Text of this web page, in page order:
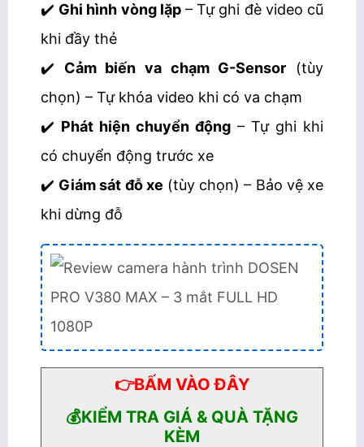
✔️ Ghi hình vòng lặp– Tự ghi đè video cũ
khi đầy thẻ
✔️ Cảm biến va chạm G-Sensor (tùy
chọn) – Tự khóa video khi có va chạm
✔️ Phát hiện chuyển động – Tự ghi khi
có chuyển động trước xe
✔️ Giám sát đỗ xe (tùy chọn) – Bảo vệ xe
khi dừng đỗ
👉BẤM VÀO ĐÂY
💰KIỂM TRA GIÁ & QUÀ TẶNG
KÈM